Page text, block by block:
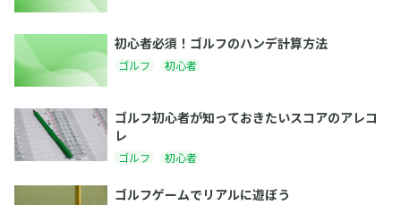
初心者必須！ゴルフのハンデ計算方法
ゴルフ 初心者
ゴルフ初心者が知っておきたいスコアのアレコ
レ
ゴルフ 初心者
ゴルフゲームでリアルに遊ぼう